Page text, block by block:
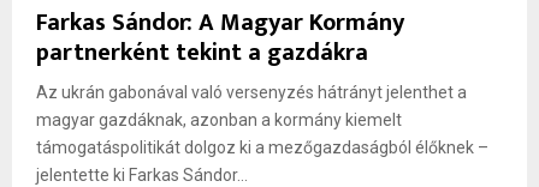
Farkas Sándor: A Magyar Kormány
partnerként tekint a gazdákra
Az ukrán gabonával való versenyzés hátrányt jelenthet a
magyar gazdáknak, azonban a kormány kiemelt
támogatáspolitikát dolgoz ki a mezőgazdaságból élőknek –
jelentette ki Farkas Sándor...